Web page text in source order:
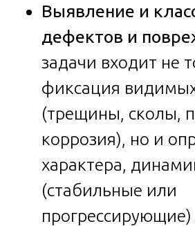
Выявление и
дефектов и
задачи входит не
фиксация
(трещины, сколы,
коррозия), но и
характера,
(стабильные или
прогрессирующие)